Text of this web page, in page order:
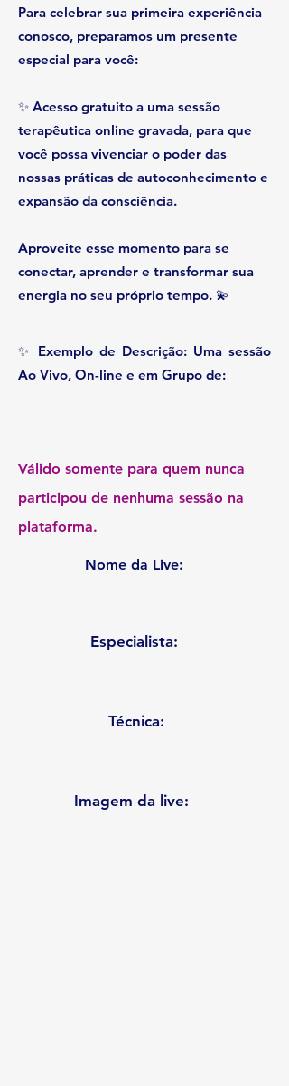
Para celebrar sua primeira experiência
conosco, preparamos um presente
especial para você:
✨ Acesso gratuito a uma sessão
terapêutica online gravada, para que
você possa vivenciar o poder das
nossas práticas de autoconhecimento e
expansão da consciência.
Aproveite esse momento para se
conectar, aprender e transformar sua
energia no seu próprio tempo. 💫
✨ Exemplo de Descrição: Uma sessão
Ao Vivo, On-line e em Grupo de:
Válido somente para quem nunca
participou de nenhuma sessão na
plataforma.
Nome da Live:
Especialista:
Técnica:
Imagem da live: